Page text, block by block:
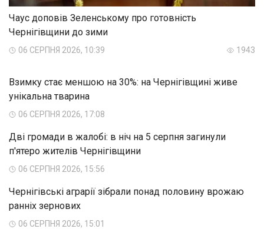
Чаус доповів Зеленському про готовність
Чернігівщини до зими
06 СЕРПНЯ 2026, 10:39 1943
Взимку стає меншою на 30%: на Чернігівщині живе
унікальна тварина
06 СЕРПНЯ 2026, 17:08
Дві громади в жалобі: в ніч на 5 серпня загинули
п'ятеро жителів Чернігівщини
06 СЕРПНЯ 2026, 15:56
Чернігівські аграрії зібрали понад половину врожаю
ранніх зернових
06 СЕРПНЯ 2026, 15:01